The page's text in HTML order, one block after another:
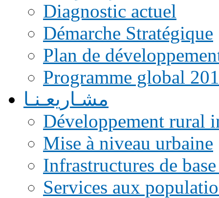
Diagnostic actuel
Démarche Stratégique
Plan de
Programme global
مشـاريعـنـا
Développement rural
Mise à niveau urbaine
Infrastructures de
Services aux